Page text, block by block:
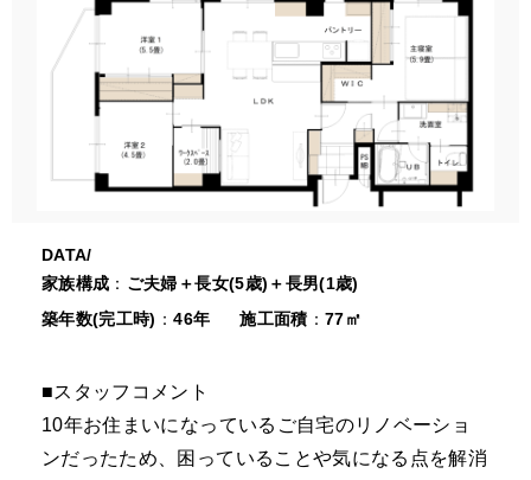
DATA/
家族構成 ： ご夫婦＋長女(5歳)＋長男(1歳)
築年数(完工時) ：46年 施工面積 ： 77㎡
■スタッフコメント
10年お住まいになっているご自宅のリノベーショ
ンだったため、困っていることや気になる点を解消